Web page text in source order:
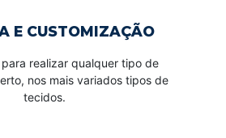
E CUSTOMIZAÇÃO
para realizar qualquer tipo de
nos mais variados tipos de
tecidos.